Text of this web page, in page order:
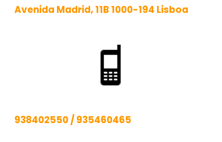
Avenida Madrid, 11B 1000-194 Lisboa
938402550/935460465